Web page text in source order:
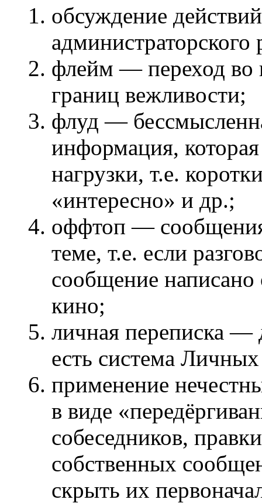
обсуждение
администраторского
флейм — переход во
границ вежливости;
флуд —
информация,
нагрузки, т.е.
«интересно» и др.;
оффтоп — сообщения
теме, т.е. если
сообщение написано
кино;
личная переписка —
есть система
применение
в виде
собеседников,
собственных
скрыть их